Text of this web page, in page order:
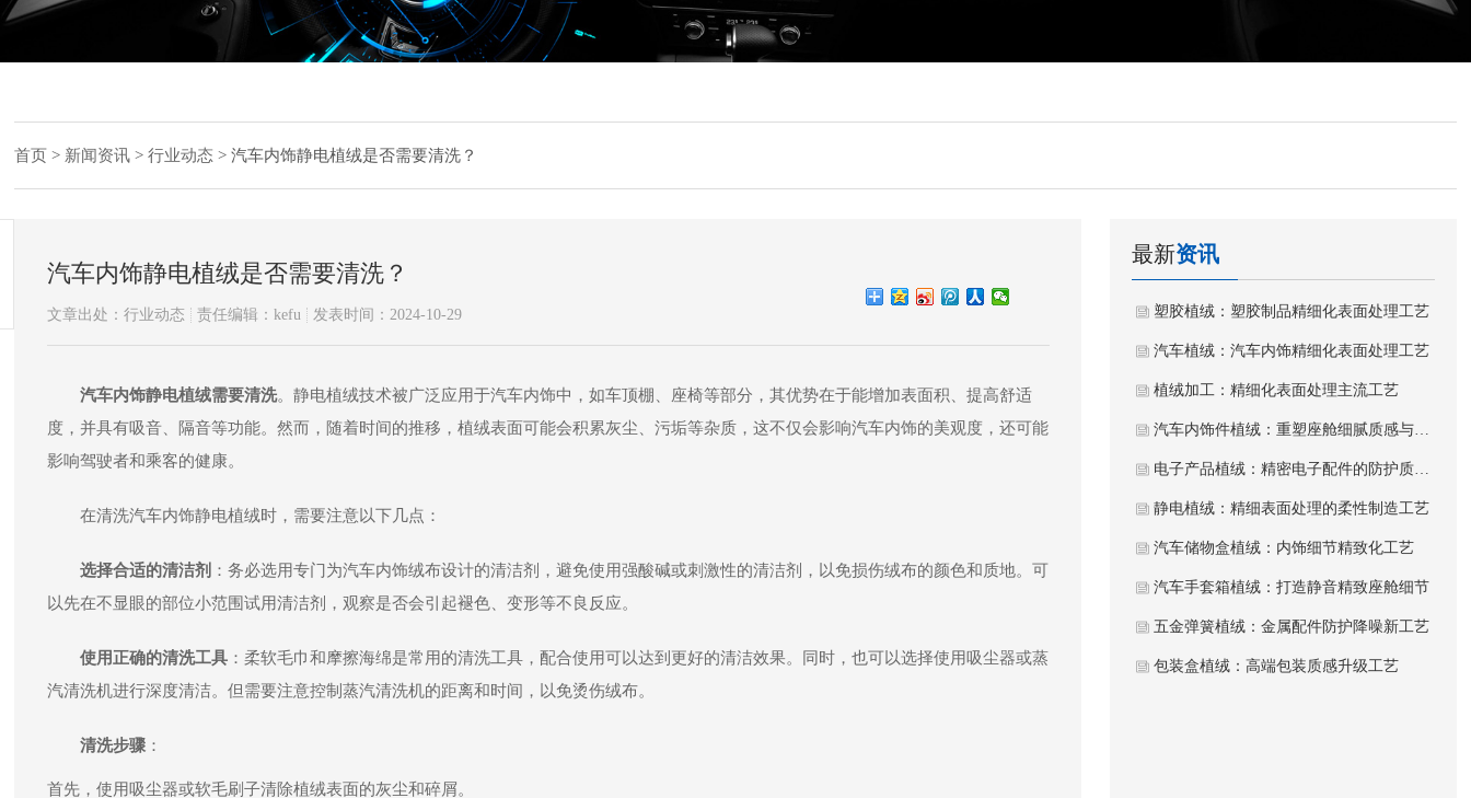
首页 > 新闻资讯 >行业动态 >汽车内饰静电植绒是否需要清洗？
汽车内饰静电植绒是否需要清洗？
文章出处：行业动态 责任编辑：kefu 发表时间：2024-10-29
汽车内饰静电植绒需要清洗。静电植绒技术被广泛应用于汽车内饰中，如车顶棚、座椅等部分，其优势在于能增加表面积、提高舒适
度，并具有吸音、隔音等功能。然而，随着时间的推移，植绒表面可能会积累灰尘、污垢等杂质，这不仅会影响汽车内饰的美观度，还可能
影响驾驶者和乘客的健康。
在清洗汽车内饰静电植绒时，需要注意以下几点：
选择合适的清洁剂 ：务必选用专门为汽车内饰绒布设计的清洁剂，避免使用强酸碱或刺激性的清洁剂，以免损伤绒布的颜色和质地。可
以先在不显眼的部位小范围试用清洁剂，观察是否会引起褪色、变形等不良反应。
使用正确的清洗工具：柔软毛巾和摩擦海绵是常用的清洗工具，配合使用可以达到更好的清洁效果。同时，也可以选择使用吸尘器或蒸
汽清洗机进行深度清洁。但需要注意控制蒸汽清洗机的距离和时间，以免烫伤绒布。
清洗步骤：
首先，使用吸尘器或软毛刷子清除植绒表面的灰尘和碎屑。
最新资讯
塑胶植绒：塑胶制品精细化表面处理工艺
汽车植绒：汽车内饰精细化表面处理工艺
植绒加工：精细化表面处理主流工艺
汽车内饰件植绒：重塑座舱细腻质感与静谧体验
电子产品植绒：精密电子配件的防护质感工艺
静电植绒：精细表面处理的柔性制造工艺
汽车储物盒植绒：内饰细节精致化工艺
汽车手套箱植绒：打造静音精致座舱细节
五金弹簧植绒：金属配件防护降噪新工艺
包装盒植绒：高端包装质感升级工艺